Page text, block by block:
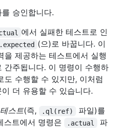
승인합니다.
에서 실패한 테스트로 인
.expected (으)로 바꿉니다. 이
을 제공하는 테스트에서 실행
간주됩니다. 이 명령이 수행하
도 수행할 수 있지만, 이처럼
더 유용할 수 있습니다.
테스트(즉, .ql(ref)
파일)를
스트에서 명령은
.actual
파